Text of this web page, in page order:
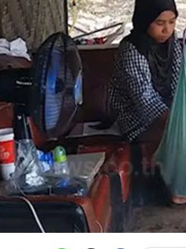
ดาวน์โหลดสนุกแอปฟรี ติ
วนลิขสิทธิ์ © 2569บริษัท อิมเมจ ฟิวเจอร์ (ประเทศไทย